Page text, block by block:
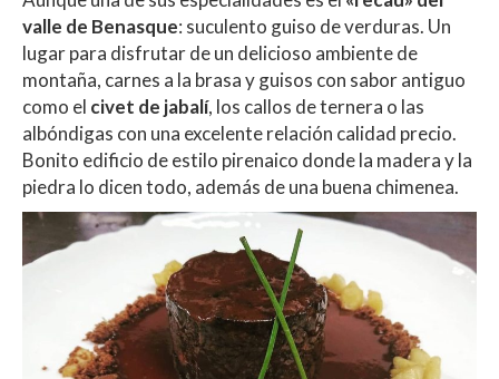
valle de Benasque: suculento guiso de verduras. Un
lugar para disfrutar de un delicioso ambiente de
montaña, carnes a la brasa y guisos con sabor antiguo
como el civet de jabalí, los callos de ternera o las
albóndigas con una excelente relación calidad precio.
Bonito edificio de estilo pirenaico donde la madera y la
piedra lo dicen todo, además de una buena chimenea.